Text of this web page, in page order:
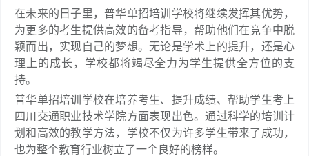
在未来的日子里，普华单招培训学校将继续发挥其优势，
为更多的考生提供高效的备考指导，帮助他们在竞争中脱
颖而出，实现自己的梦想。无论是学术上的提升，还是心
理上的成长，学校都将竭尽全力为学生提供全方位的支
持。
普华单招培训学校在培养考生、提升成绩、帮助学生考上
四川交通职业技术学院方面表现出色。通过科学的培训计
划和高效的教学方法，学校不仅为许多学生带来了成功，
也为整个教育行业树立了一个良好的榜样。